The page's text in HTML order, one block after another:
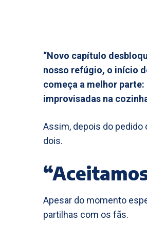
“Novo capítulo
nosso refúgio, o início
começa a melhor
improvisadas na
Assim, depois do pedido
dois.
Apesar do momento
partilhas com os fãs.